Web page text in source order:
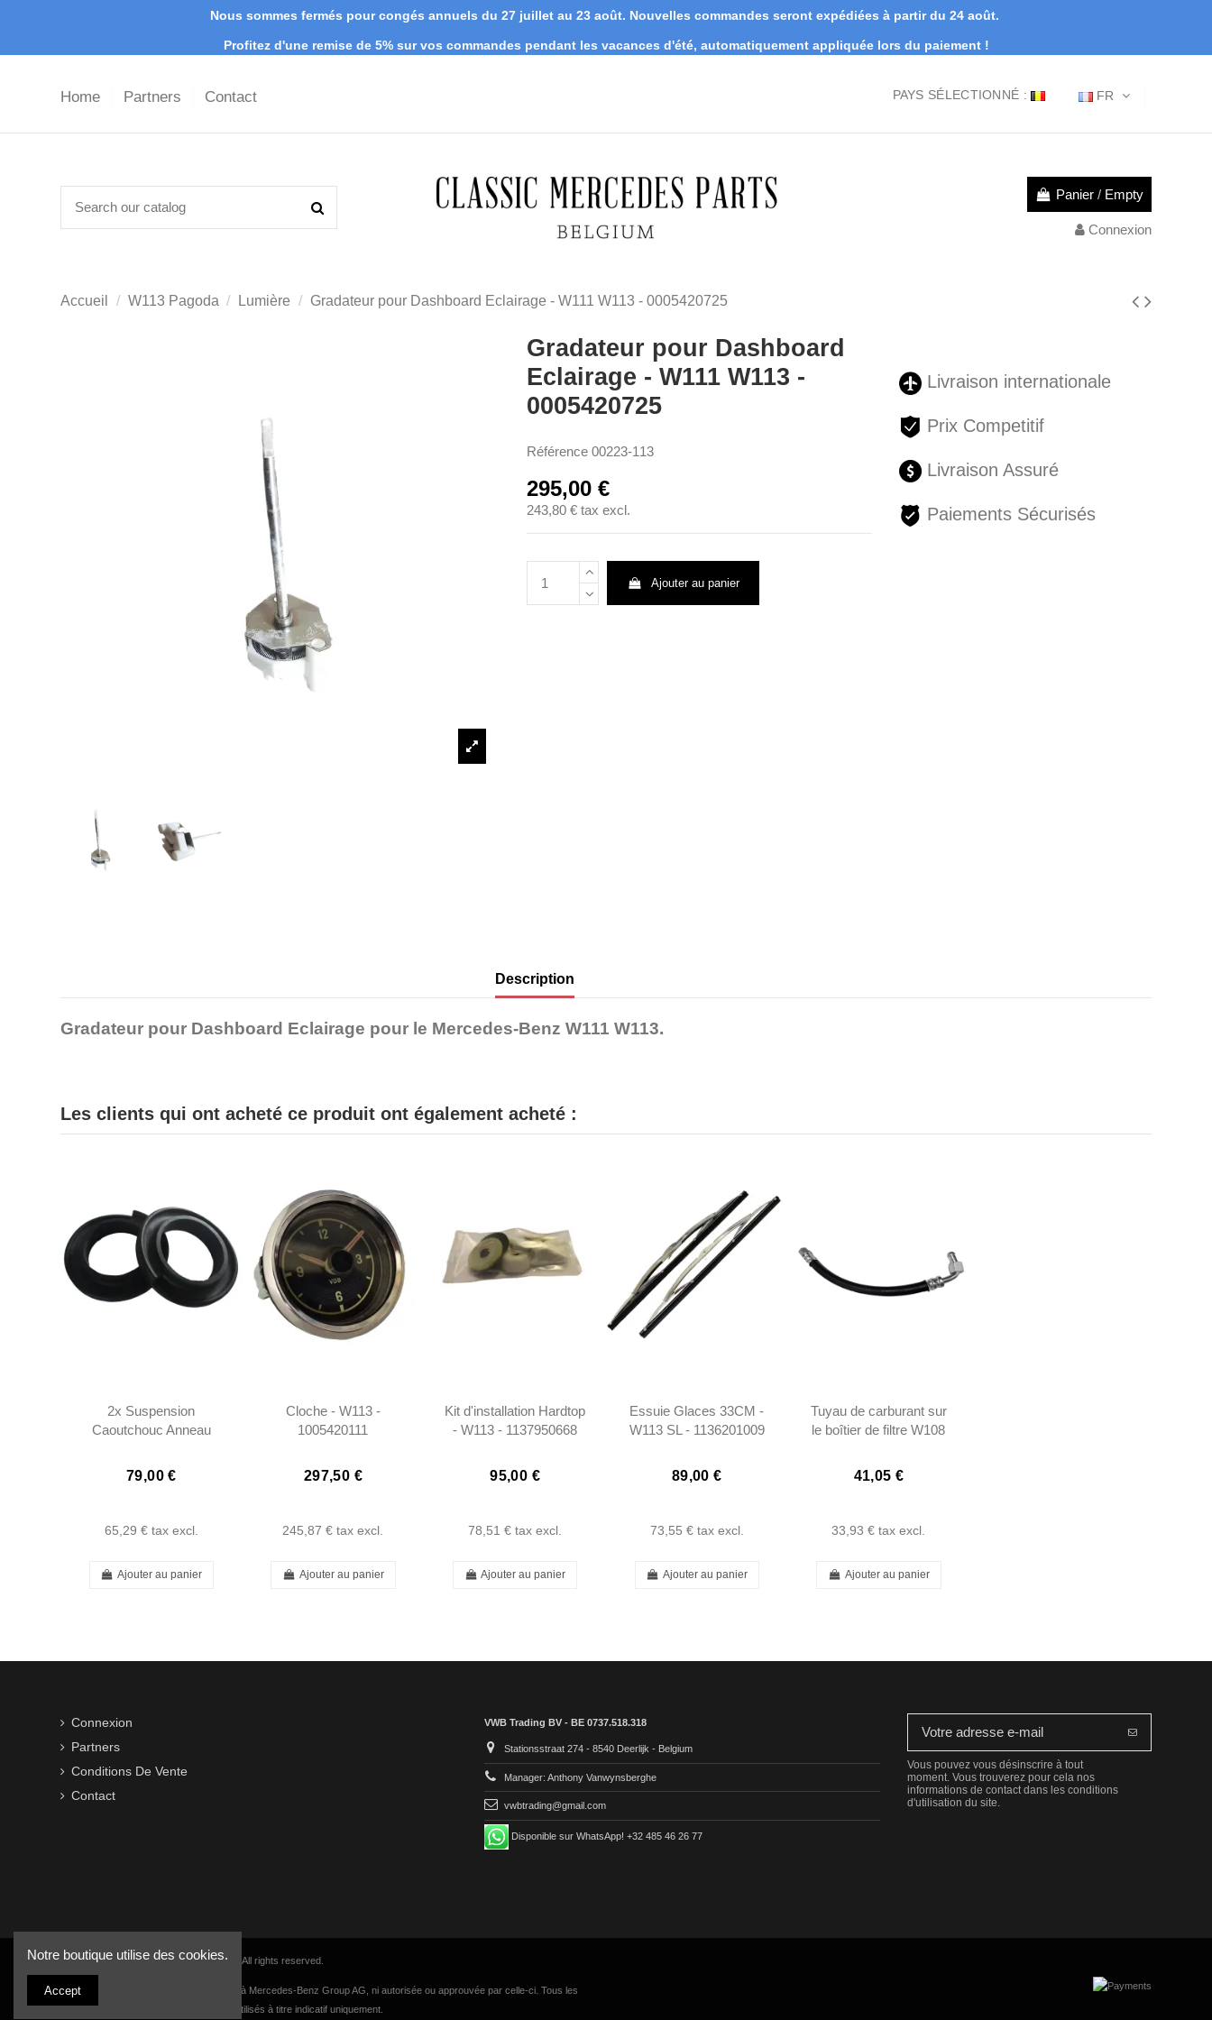
Nous sommes fermés pour congés annuels du 27 juillet au 23 août. Nouvelles commandes seront expédiées à partir du 24 août.
Profitez d'une remise de 5% sur vos commandes pendant les vacances d'été, automatiquement appliquée lors du paiement !
Home Partners Contact FR
PAYS SÉLECTIONNÉ :
Panier / Empty
Connexion
Accueil W113 Pagoda Lumière Gradateur pour Dashboard Eclairage - W111 W113 - 0005420725
Gradateur pour Dashboard
Eclairage - W111 W113 -
0005420725
Référence 00223-113
295,00 €
243,80 € tax excl.
Ajouter au panier
Livraison internationale
Prix Competitif
Livraison Assuré
Paiements Sécurisés
Description
Gradateur pour Dashboard Eclairage pour le Mercedes-Benz W111 W113.
Les clients qui ont acheté ce produit ont également acheté :
2x Suspension
Caoutchouc Anneau
1113220385
79,00 €
65,29 € tax excl.
Ajouter au panier
Cloche - W113 -
1005420111
297,50 €
245,87 € tax excl.
Ajouter au panier
Kit d'installation Hardtop
- W113 - 1137950668
95,00 €
78,51 € tax excl.
Ajouter au panier
Essuie Glaces 33CM -
W113 SL - 1136201009
89,00 €
73,55 € tax excl.
Ajouter au panier
Tuyau de carburant sur
le boîtier de filtre W108
1084760026
41,05 €
33,93 € tax excl.
Ajouter au panier
Connexion
Partners
Conditions De Vente
Contact
VWB Trading BV - BE 0737.518.318
Stationsstraat 274 - 8540 Deerlijk - Belgium
Manager: Anthony Vanwynsberghe
vwbtrading@gmail.com
Disponible sur WhatsApp! +32 485 46 26 77
Vous pouvez vous désinscrire à tout
moment. Vous trouverez pour cela nos
informations de contact dans les conditions
d'utilisation du site.
Copyright © 2016-2026 VWB Trading BV. All rights reserved.
La société VWB Trading n'est pas affiliée à Mercedes-Benz Group AG, ni autorisée ou approuvée par celle-ci. Tous les
numéros de pièces et descriptions sont utilisés à titre indicatif uniquement.
Notre boutique utilise des cookies.
Accept